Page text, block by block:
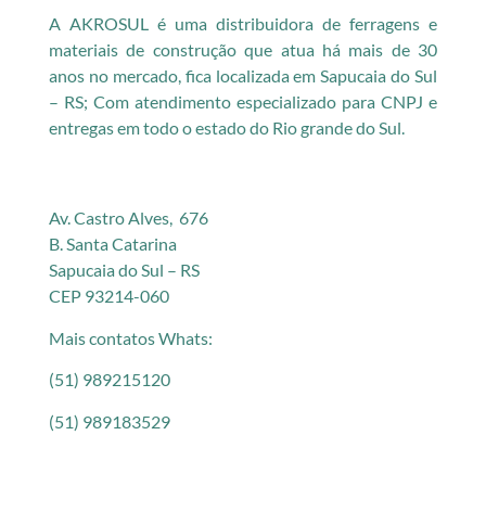
A AKROSUL é uma distribuidora de ferragens e
materiais de construção que atua há mais de 30
anos no mercado, fica localizada em Sapucaia do Sul
– RS; Com atendimento especializado para CNPJ e
entregas em todo o estado do Rio grande do Sul.
Av. Castro Alves, 676
B. Santa Catarina
Sapucaia do Sul – RS
CEP 93214-060
Mais contatos Whats:
(51) 989215120
(51) 989183529